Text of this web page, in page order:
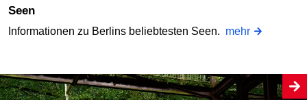
Seen
Informationen zu Berlins beliebtesten Seen. mehr